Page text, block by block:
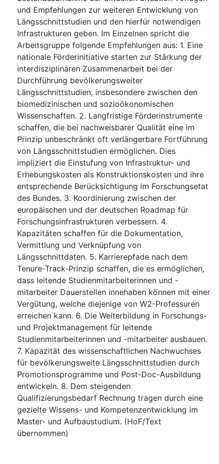
und Empfehlungen zur weiteren Entwicklung von
Längsschnittstudien und den hierfür notwendigen
Infrastrukturen geben. Im Einzelnen spricht die
Arbeitsgruppe folgende Empfehlungen aus: 1. Eine
nationale Förderinitiative starten zur Stärkung der
interdisziplinären Zusammenarbeit bei der
Durchführung bevölkerungsweiter
Längsschnittstudien, insbesondere zwischen den
biomedizinischen und sozioökonomischen
Wissenschaften. 2. Langfristige Förderinstrumente
schaffen, die bei nachweisbarer Qualität eine im
Prinzip unbeschränkt oft verlängerbare Fortführung
von Längsschnittstudien ermöglichen. Dies
impliziert die Einstufung von Infrastruktur- und
Erhebungskosten als Konstruktionskosten und ihre
entsprechende Berücksichtigung im Forschungsetat
des Bundes. 3. Koordinierung zwischen der
europäischen und der deutschen Roadmap für
Forschungsinfrastrukturen verbessern. 4.
Kapazitäten schaffen für die Dokumentation,
Vermittlung und Verknüpfung von
Längsschnittdaten. 5. Karrierepfade nach dem
Tenure-Track-Prinzip schaffen, die es ermöglichen,
dass leitende Studienmitarbeiterinnen und -
mitarbeiter Dauerstellen innehaben können mit einer
Vergütung, welche diejenige von W2-Professuren
erreichen kann. 6. Die Weiterbildung in Forschungs-
und Projektmanagement für leitende
Studienmitarbeiterinnen und -mitarbeiter ausbauen.
7. Kapazität des wissenschaftlichen Nachwuchses
für bevölkerungsweite Längsschnittstudien durch
Promotionsprogramme und Post-Doc-Ausbildung
entwickeln. 8. Dem steigenden
Qualifizierungsbedarf Rechnung tragen durch eine
gezielte Wissens- und Kompetenzentwicklung im
Master- und Aufbaustudium. (HoF/Text
übernommen)